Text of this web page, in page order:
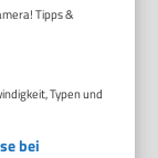
Tipps &
Typen und
bei